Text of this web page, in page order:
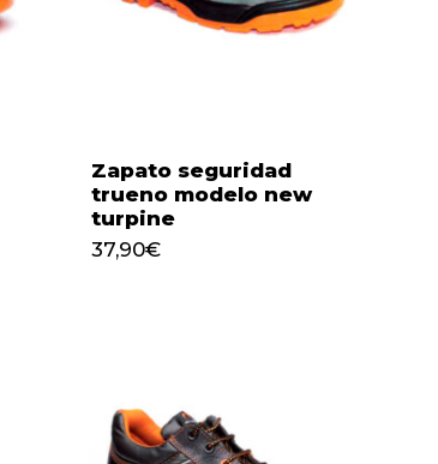
Zapato seguridad
trueno modelo new
turpine
37,90€